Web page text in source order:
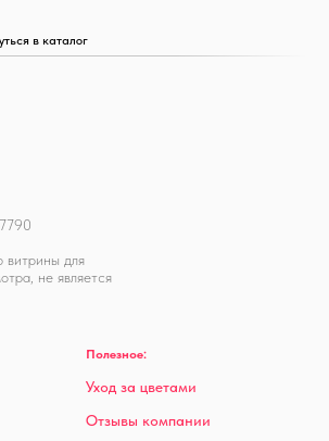
в каталог
витрины для
не является
Полезное:
Уход за цветами
Отзывы компании